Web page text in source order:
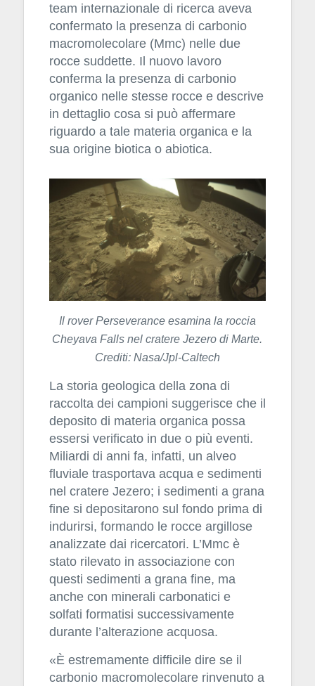
team internazionale di ricerca aveva
confermato la presenza di carbonio
macromolecolare (Mmc) nelle due
rocce suddette. Il nuovo lavoro
conferma la presenza di carbonio
organico nelle stesse rocce e descrive
in dettaglio cosa si può affermare
riguardo a tale materia organica e la
sua origine biotica o abiotica.
Il rover Perseverance esamina la roccia
Cheyava Falls nel cratere Jezero di Marte.
Crediti: Nasa/Jpl-Caltech
La storia geologica della zona di
raccolta dei campioni suggerisce che il
deposito di materia organica possa
essersi verificato in due o più eventi.
Miliardi di anni fa, infatti, un alveo
fluviale trasportava acqua e sedimenti
nel cratere Jezero; i sedimenti a grana
fine si depositarono sul fondo prima di
indurirsi, formando le rocce argillose
analizzate dai ricercatori. L’Mmc è
stato rilevato in associazione con
questi sedimenti a grana fine, ma
anche con minerali carbonatici e
solfati formatisi successivamente
durante l’alterazione acquosa.
«È estremamente difficile dire se il
carbonio macromolecolare rinvenuto a